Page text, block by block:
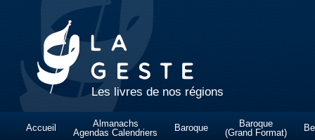
Les livres de nos régions
Accueil
Almanachs
Agendas Calendriers
Baroque
Baroque
(Grand Format)